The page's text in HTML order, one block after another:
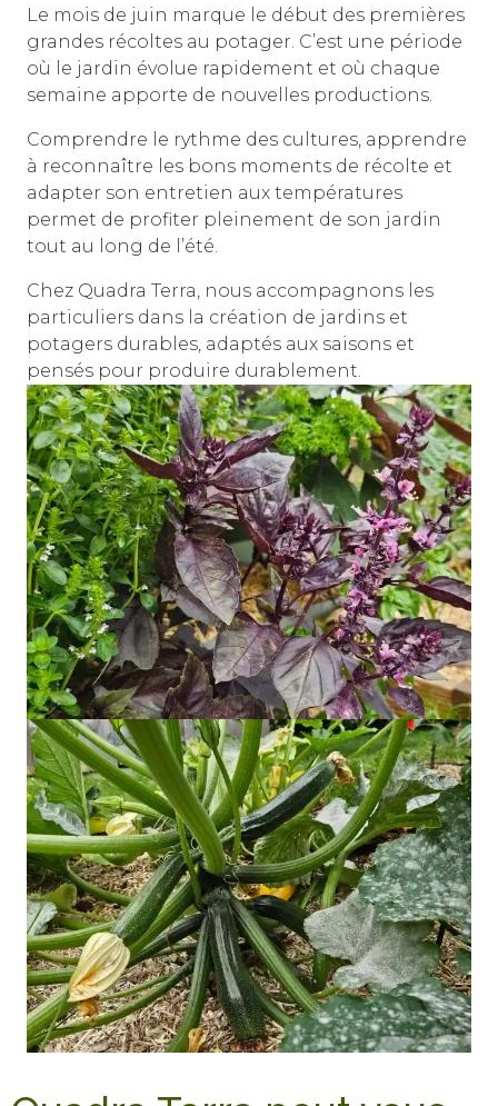
Le mois de juin marque le début des premières
grandes récoltes au potager. C’est une période
où le jardin évolue rapidement et où chaque
semaine apporte de nouvelles productions.
Comprendre le rythme des cultures, apprendre
à reconnaître les bons moments de récolte et
adapter son entretien aux températures
permet de profiter pleinement de son jardin
tout au long de l’été.
Chez Quadra Terra, nous accompagnons les
particuliers dans la création de jardins et
potagers durables, adaptés aux saisons et
pensés pour produire durablement.